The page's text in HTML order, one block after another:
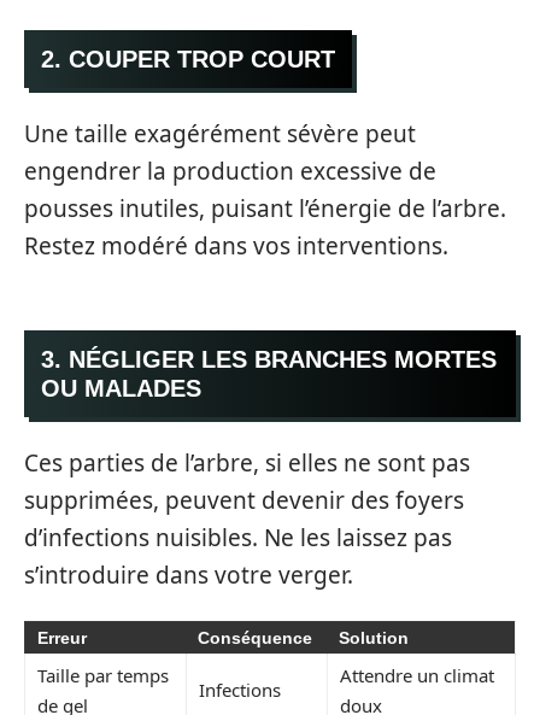
2. COUPER TROP COURT
Une taille exagérément sévère peut
engendrer la production excessive de
pousses inutiles, puisant l’énergie de l’arbre.
Restez modéré dans vos interventions.
3. NÉGLIGER LES BRANCHES MORTES
OU MALADES
Ces parties de l’arbre, si elles ne sont pas
supprimées, peuvent devenir des foyers
d’infections nuisibles. Ne les laissez pas
s’introduire dans votre verger.
Erreur Conséquence Solution
Taille par temps
de gel
Infections
Attendre un climat
doux